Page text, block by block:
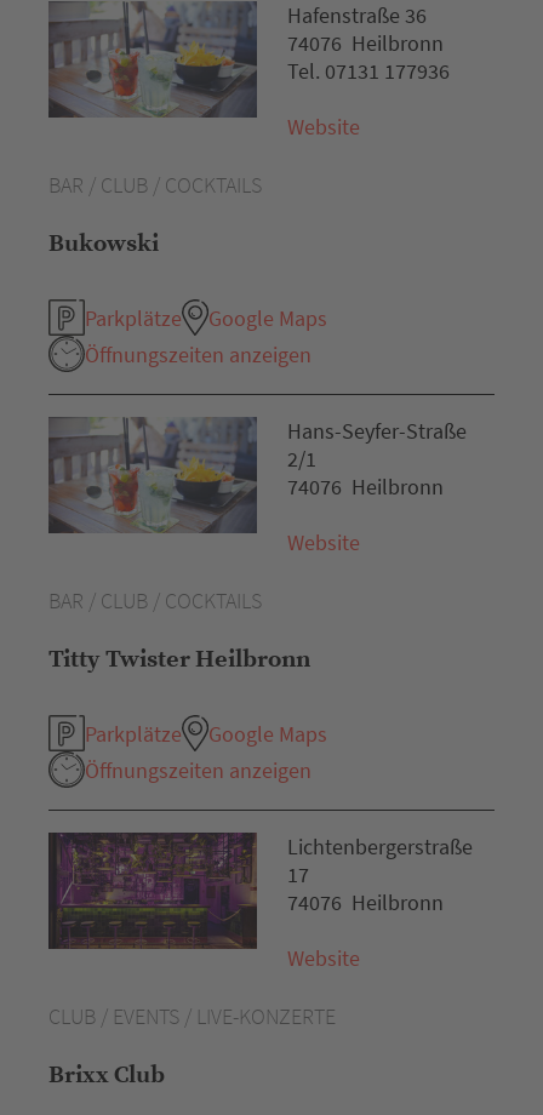
BAR / CLUB / COCKTAILS
Bukowski
Parkplätze
Google Maps
Öffnungszeiten anzeigen
Hafenstraße 36
74076 Heilbronn
Tel. 07131 177936
Website
BAR / CLUB / COCKTAILS
Titty Twister Heilbronn
Parkplätze
Google Maps
Öffnungszeiten anzeigen
Hans-Seyfer-Straße
2/1
74076 Heilbronn
Website
CLUB / EVENTS / LIVE-KONZERTE
Brixx Club
Lichtenbergerstraße
17
74076 Heilbronn
Website